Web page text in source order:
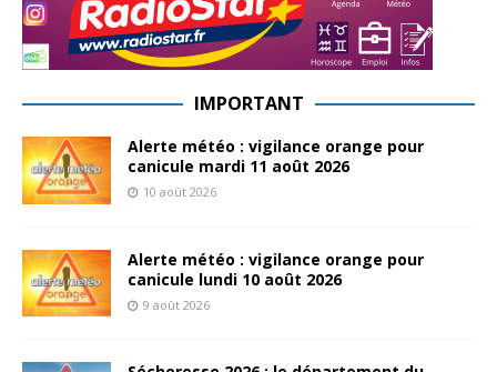
IMPORTANT
Alerte météo : vigilance orange pour
canicule mardi 11 août 2026
10 août 2026
Alerte météo : vigilance orange pour
canicule lundi 10 août 2026
9 août 2026